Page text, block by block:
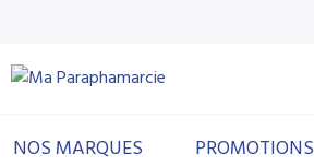
NOS MARQUES PROMOTIONS